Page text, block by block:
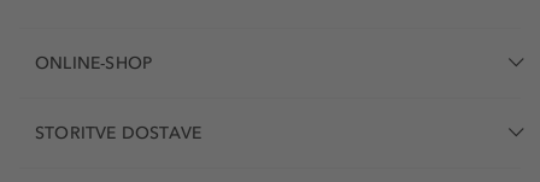
ONLINE-SHOP
STORITVE DOSTAVE